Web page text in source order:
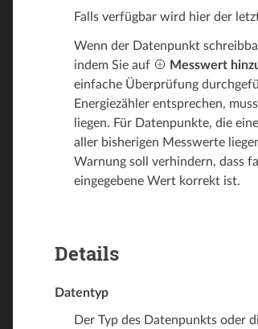
Falls verfügbar wird hier der
Wenn der Datenpunkt
indem Sie auf
Messwert
einfache Überprüfung
Energiezähler entsprechen,
liegen. Für Datenpunkte, die
aller bisherigen Messwerte
Warnung soll verhindern, dass
eingegebene Wert korrekt ist.
Details
Datentyp
Der Typ des Datenpunkts oder